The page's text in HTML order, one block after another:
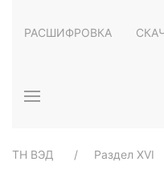
РАСШИФРОВКА
ТН ВЭД Раздел XVI